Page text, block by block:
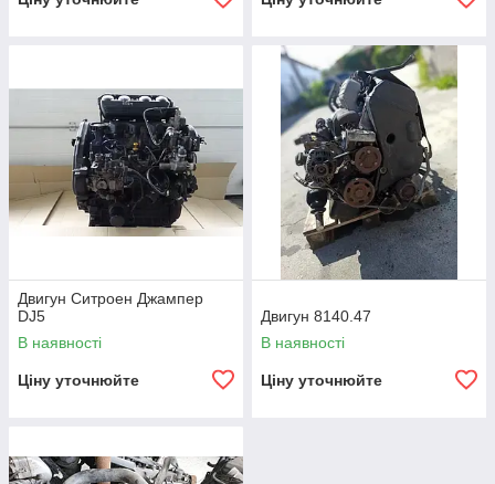
III покоління СітроенДжампер
, з 2014 до нашого часу,
з такими об'ємами: 2.0 Blue hdi, 2.2 hdi, 3.0 hdi
Двигун Ситроен Джампер
DJ5
В наявності
Ціну уточнюйте
Двигун 8140.47
В наявності
Ціну уточнюйте